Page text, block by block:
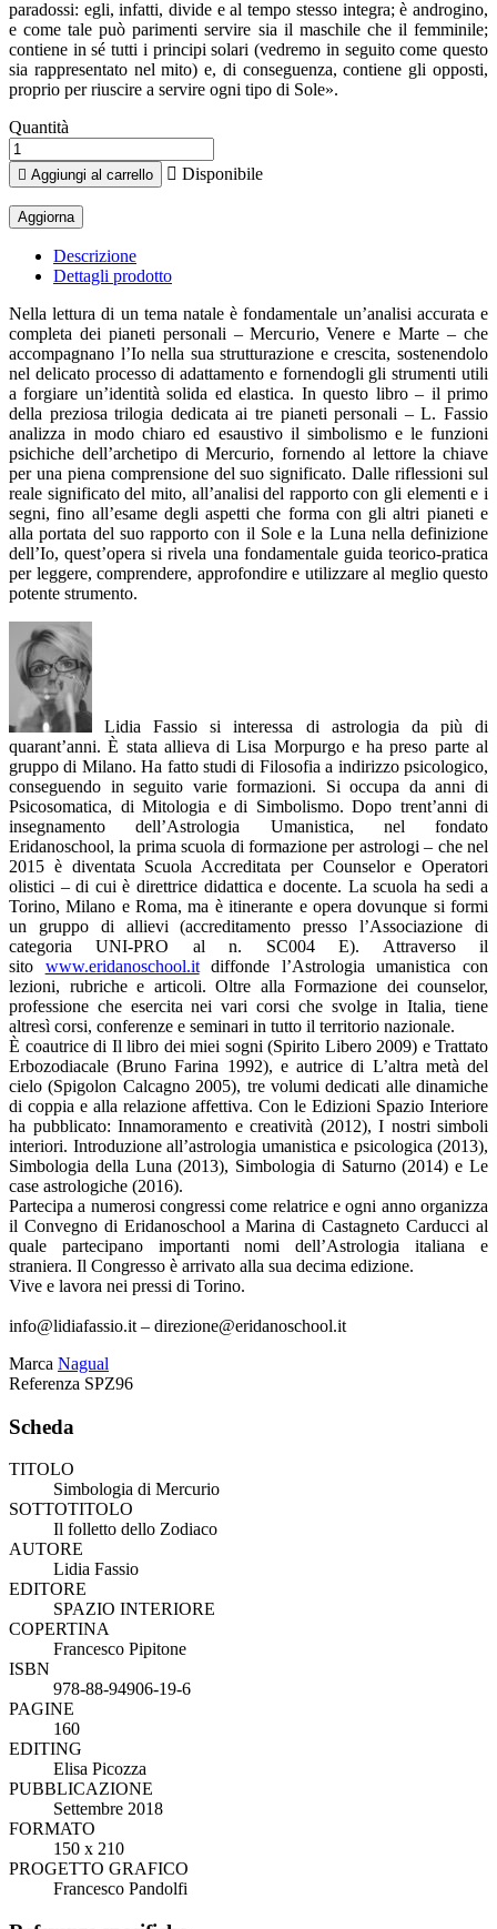
paradossi: egli, infatti, divide e al tempo stesso integra; è androgino,
e come tale può parimenti servire sia il maschile che il femminile;
contiene in sé tutti i principi solari (vedremo in seguito come questo
sia rappresentato nel mito) e, di conseguenza, contiene gli opposti,
proprio per riuscire a servire ogni tipo di Sole».
Quantità
 Aggiungi al carrello  Disponibile
Descrizione
Dettagli prodotto
Nella lettura di un tema natale è fondamentale un’analisi accurata e
completa dei pianeti personali – Mercurio, Venere e Marte – che
accompagnano l’Io nella sua strutturazione e crescita, sostenendolo
nel delicato processo di adattamento e fornendogli gli strumenti utili
a forgiare un’identità solida ed elastica. In questo libro – il primo
della preziosa trilogia dedicata ai tre pianeti personali – L. Fassio
analizza in modo chiaro ed esaustivo il simbolismo e le funzioni
psichiche dell’archetipo di Mercurio, fornendo al lettore la chiave
per una piena comprensione del suo significato. Dalle riflessioni sul
reale significato del mito, all’analisi del rapporto con gli elementi e i
segni, fino all’esame degli aspetti che forma con gli altri pianeti e
alla portata del suo rapporto con il Sole e la Luna nella definizione
dell’Io, quest’opera si rivela una fondamentale guida teorico-pratica
per leggere, comprendere, approfondire e utilizzare al meglio questo
potente strumento.
Lidia Fassio si interessa di astrologia da più di
quarant’anni. È stata allieva di Lisa Morpurgo e ha preso parte al
gruppo di Milano. Ha fatto studi di Filosofia a indirizzo psicologico,
conseguendo in seguito varie formazioni. Si occupa da anni di
Psicosomatica, di Mitologia e di Simbolismo. Dopo trent’anni di
insegnamento dell’Astrologia Umanistica, nel fondato
Eridanoschool, la prima scuola di formazione per astrologi – che nel
2015 è diventata Scuola Accreditata per Counselor e Operatori
olistici – di cui è direttrice didattica e docente. La scuola ha sedi a
Torino, Milano e Roma, ma è itinerante e opera dovunque si formi
un gruppo di allievi (accreditamento presso l’Associazione di
categoria UNI-PRO al n. SC004 E). Attraverso il
sito www.eridanoschool.itdiffonde l’Astrologia umanistica con
lezioni, rubriche e articoli. Oltre alla Formazione dei counselor,
professione che esercita nei vari corsi che svolge in Italia, tiene
altresì corsi, conferenze e seminari in tutto il territorio nazionale.
È coautrice di Il libro dei miei sogni (Spirito Libero 2009) e Trattato
Erbozodiacale (Bruno Farina 1992), e autrice di L’altra metà del
cielo (Spigolon Calcagno 2005), tre volumi dedicati alle dinamiche
di coppia e alla relazione affettiva. Con le Edizioni Spazio Interiore
ha pubblicato: Innamoramento e creatività (2012), I nostri simboli
interiori. Introduzione all’astrologia umanistica e psicologica (2013),
Simbologia della Luna (2013), Simbologia di Saturno (2014) e Le
case astrologiche (2016).
Partecipa a numerosi congressi come relatrice e ogni anno organizza
il Convegno di Eridanoschool a Marina di Castagneto Carducci al
quale partecipano importanti nomi dell’Astrologia italiana e
straniera. Il Congresso è arrivato alla sua decima edizione.
Vive e lavora nei pressi di Torino.
info@lidiafassio.it – direzione@eridanoschool.it
Marca Nagual
Referenza SPZ96
Scheda
TITOLO
Simbologia di Mercurio
SOTTOTITOLO
Il folletto dello Zodiaco
AUTORE
Lidia Fassio
EDITORE
SPAZIO INTERIORE
COPERTINA
Francesco Pipitone
ISBN
978-88-94906-19-6
PAGINE
160
EDITING
Elisa Picozza
PUBBLICAZIONE
Settembre 2018
FORMATO
150 x 210
PROGETTO GRAFICO
Francesco Pandolfi